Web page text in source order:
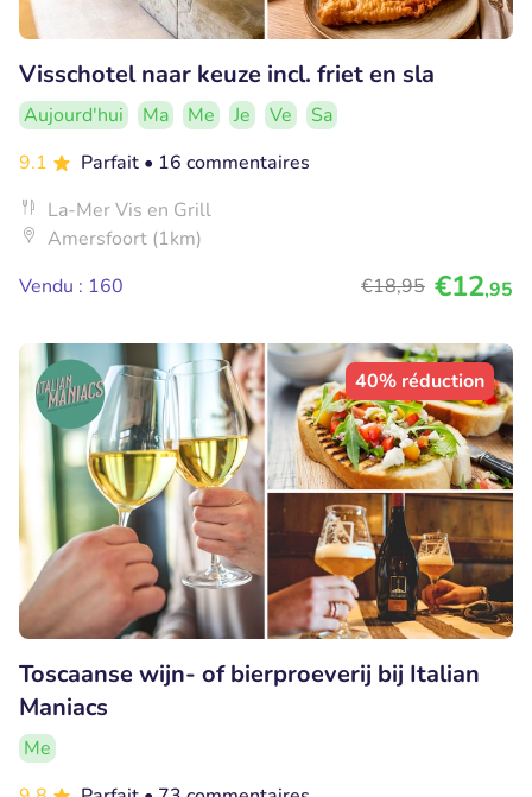
Visschotel naar keuze incl. friet en sla
Aujourd'hui Ma Me Je Ve
Sa
9.1
Parfait • 16 commentaires
La-Mer Vis en Grill
Amersfoort (1km)
Vendu : 160
€18,95 €12,95
40% réduction
Toscaanse wijn- of bierproeverij bij Italian
Maniacs
Me